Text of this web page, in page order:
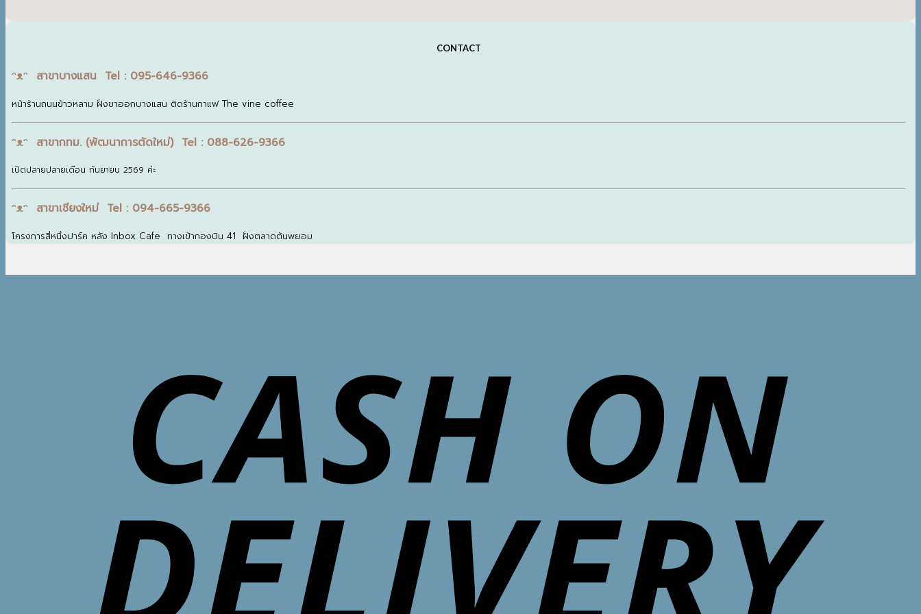
CONTACT
ᵔᴥᵔ สาขาบางแสน Tel : 095-646-9366
หน้าร้านถนนข้าวหลาม ฝั่งขาออกบางแสน ติดร้านกาแฟ The vine coffee
ᵔᴥᵔ สาขากทม. (พัฒนาการตัดใหม่) Tel : 088-626-9366
เปิดปลายปลายเดือน กันยายน 2569 ค่ะ
ᵔᴥᵔ สาขาเชียงใหม่ Tel : 094-665-9366
โครงการสี่หนึ่งปาร์ค หลัง Inbox Cafe ทางเข้ากองบิน 41 ฝั่งตลาดต้นพยอม